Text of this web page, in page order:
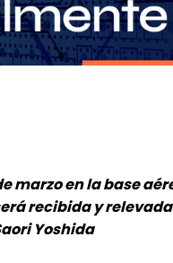
marzo en la base
recibida y
Yoshida